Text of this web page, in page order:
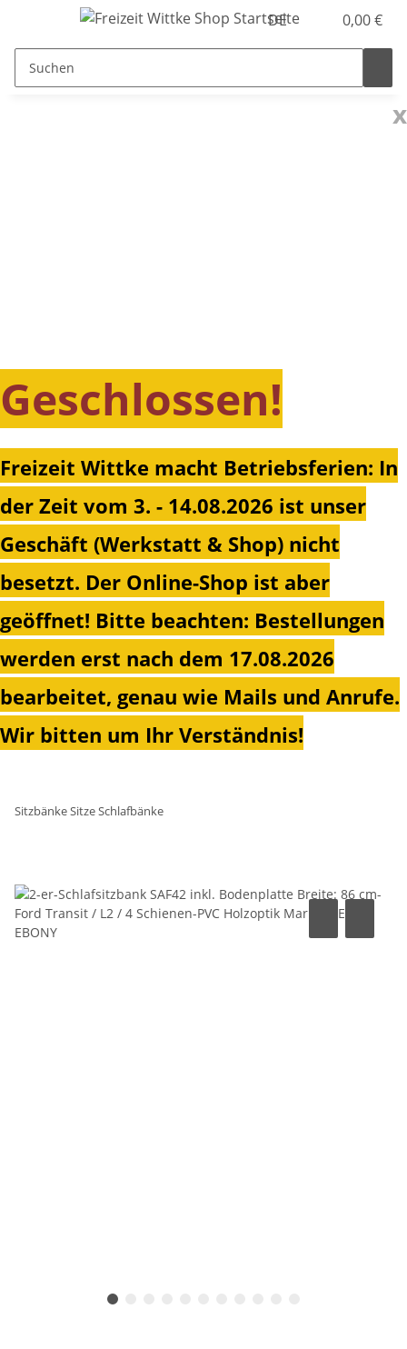
DE 0,00 €
x
Geschlossen!
Freizeit Wittke macht Betriebsferien: In
der Zeit vom 3. - 14.08.2026 ist unser
Geschäft (Werkstatt & Shop) nicht
besetzt. Der Online-Shop ist aber
geöffnet! Bitte beachten: Bestellungen
werden erst nach dem 17.08.2026
bearbeitet, genau wie Mails und Anrufe.
Wir bitten um Ihr Verständnis!
Sitzbänke Sitze Schlafbänke